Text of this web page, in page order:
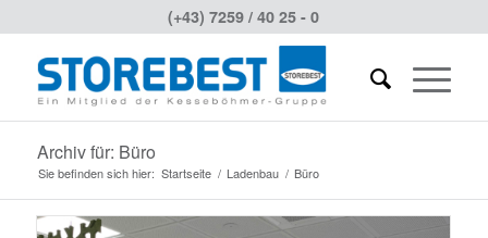
(+43) 7259 / 40 25 - 0
Archiv für: Büro
Sie befinden sich hier: Startseite / Ladenbau / Büro